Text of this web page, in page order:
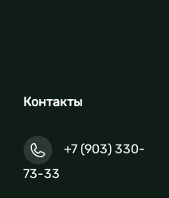
Контакты
+7 (903) 330-
73-33